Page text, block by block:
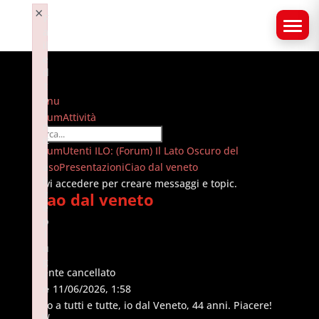
Menu
Navigazione
forum
ForumAttività
Forum
breadcrumbs
ForumUtenti ILO: (Forum) Il Lato Oscuro del
SessoPresentazioniCiao dal veneto
Devi accedere per creare messaggi e topic.
Ciao dal veneto
Utente cancellato
· 11/06/2026, 1:58
Ciao a tutti e tutte, io dal Veneto, 44 anni. Piacere!
F
e
d
o
n
it
a
li
e
p
u
g
n
w
×